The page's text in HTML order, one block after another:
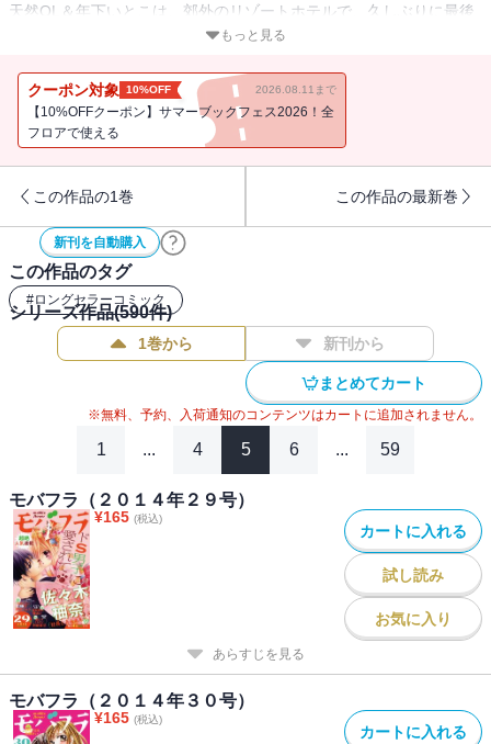
天然OL＆年下いとこは、郊外のリゾートホテルで、久しぶりに最後
は…!?
強がりOLはマイペース彼氏の合コンに特大ジェラシーからのHOTす
ぎるシャワープレイ☆
原作・宮城杏奈/作画・響あい「旦那様はすべてを与える」
彼の指に、唇に、溶かされちゃう…!! 若社長＆18歳JKの1億円契約
結婚ラブ、夫婦でパーティーを抜け出して、夜景の綺麗な部屋で乱
されて…♪
梨月詩「こんなの、しらない」
今夜はずっと、繋がってたい。天然OL＆年下いとこの密あまラブ、
事故の後遺症から回復しつつある彼と、郊外ホテルで久しぶりにひ
志希ふうこ「これ以上は契約外です！」
も年下モデル夫との結婚生活も絶好調！ だけど想定外の妊娠兆候
に戸惑って!?
陽丘ハオ「一度絶望したので無敵彼女になりました」
私以外の女心は、一生わからなくていいの…☆ 強がりOLは、マイ
ペース彼氏の合コン現場に遭遇してジェラシー!? からの熱あまシャ
もっと見る
クーポン対象 10%OFF 2026.08.11まで
【10%OFFクーポン】サマーブックフェス2026！全
フロアで使える
この作品の1巻 この作品の最新巻
新刊を自動購入
この作品のタグ
#ロングセラーコミック
シリーズ作品(590件)
1巻から 新刊から
まとめてカート
※無料、予約、入荷通知のコンテンツはカートに追加されません。
1 ... 4 5 6 ... 59
モバフラ（２０１４年２９号）
¥165 (税込)
カートに入れる
試し読み
お気に入り
あらすじを見る
モバフラ（２０１４年３０号）
¥165 (税込)
カートに入れる